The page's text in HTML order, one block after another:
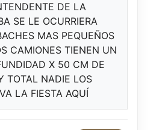
DE LA
SE LE OCURRIERA
MAS PEQUEÑOS
CAMIONES TIENEN UN
X 50 CM DE
TOTAL NADIE LOS
LA FIESTA AQUÍ